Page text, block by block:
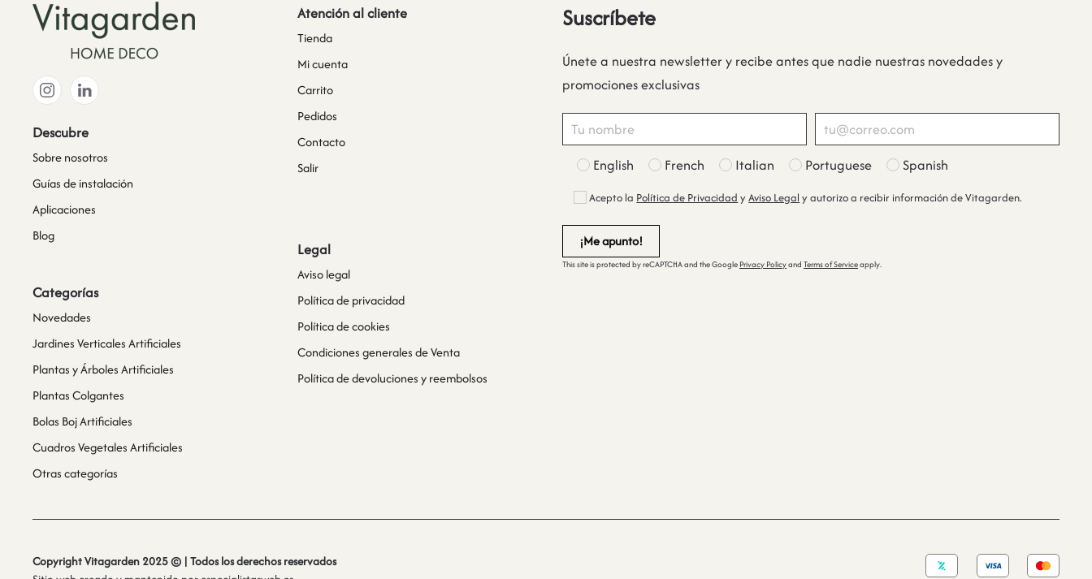
Descubre
Sobre nosotros
Guías de instalación
Aplicaciones
Blog
Categorías
Novedades
Jardines Verticales Artificiales
Plantas y Árboles Artificiales
Plantas Colgantes
Bolas Boj Artificiales
Cuadros Vegetales Artificiales
Otras categorías
Atención al cliente
Tienda
Mi cuenta
Carrito
Pedidos
Contacto
Salir
Legal
Aviso legal
Política de privacidad
Política de cookies
Condiciones generales de Venta
Política de devoluciones y reembolsos
Suscríbete
Únete a nuestra newsletter y recibe antes que nadie nuestras novedades y
promociones exclusivas
English French Italian Portuguese Spanish
Acepto la Política de Privacidad yAviso Legal y autorizo a recibir información de Vitagarden.
This site is protected by reCAPTCHA and the Google Privacy Policyand Terms of Serviceapply.
Copyright Vitagarden 2025 © | Todos los derechos reservados